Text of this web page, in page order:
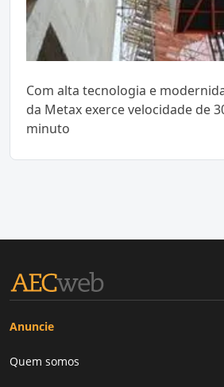
Com alta tecnologia e
da Metax exerce velocidade de
minuto
Anuncie
Quem somos